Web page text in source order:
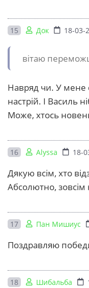
15 Док 18-03-
вітаю
Навряд чи. У мене
настрій. І Василь
Може, хтось
16 Alyssa 18-
Дякую всім, хто
Абсолютно, зовсім
17 Пан Мишиус
Поздравляю
18 Шибальба